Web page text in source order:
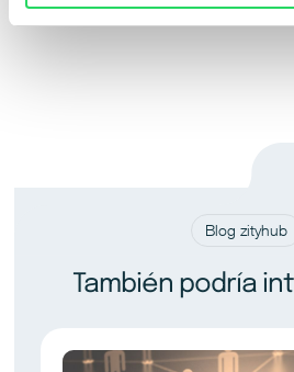
Blog zityhub
También podría